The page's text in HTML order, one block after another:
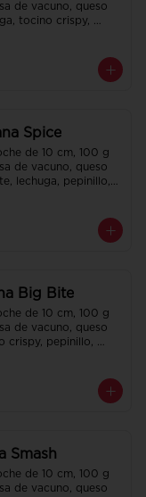
de vacuno, queso
tocino crispy,
Spice
de 10 cm, 100 g
de vacuno, queso
lechuga, pepinillo,
Big Bite
de 10 cm, 100 g
de vacuno, queso
crispy, pepinillo,
Smash
de 10 cm, 100 g
de vacuno, queso